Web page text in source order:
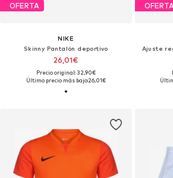
OFERTA
NIKE
Skinny Pantalón deportivo
26,01€
Precio original: 32,90€
Último precio más bajo:26,01€
OFERTA
Ajuste